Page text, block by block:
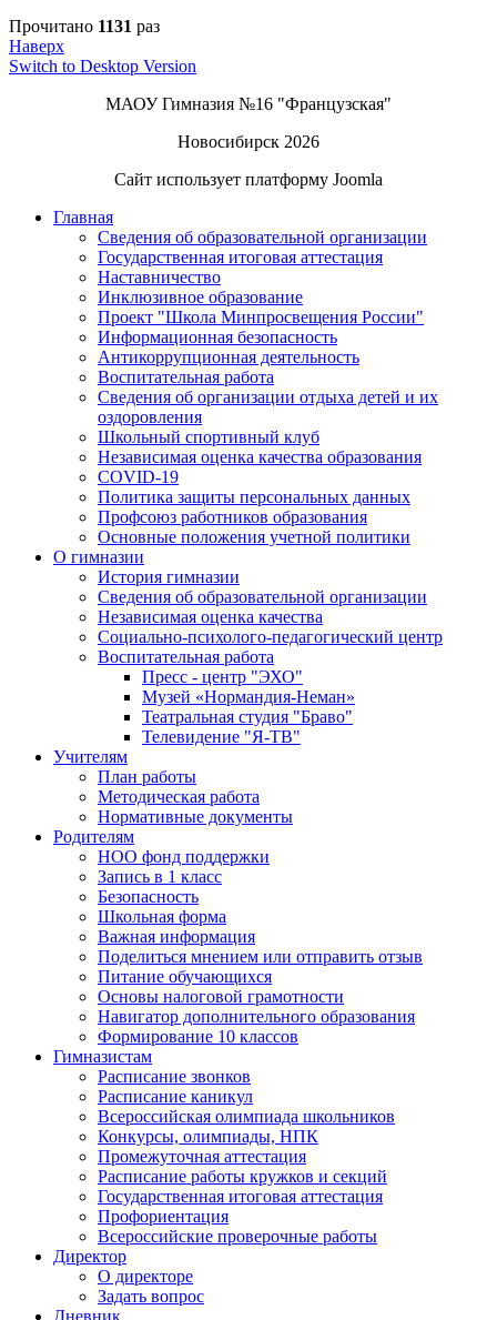
Прочитано 1131 раз
Наверх
Switch to Desktop Version
МАОУ Гимназия №16 "Французская"
Новосибирск 2026
Сайт использует платформу Joomla
Главная
Сведения об образовательной организации
Государственная итоговая аттестация
Наставничество
Инклюзивное образование
Проект "Школа Минпросвещения России"
Информационная безопасность
Антикоррупционная деятельность
Воспитательная работа
Сведения об организации отдыха детей и их
оздоровления
Школьный спортивный клуб
Независимая оценка качества образования
COVID-19
Политика защиты персональных данных
Профсоюз работников образования
Основные положения учетной политики
О гимназии
История гимназии
Сведения об образовательной организации
Независимая оценка качества
Социально-психолого-педагогический центр
Воспитательная работа
Пресс - центр "ЭХО"
Музей «Нормандия-Неман»
Театральная студия "Браво"
Телевидение "Я-ТВ"
Учителям
План работы
Методическая работа
Нормативные документы
Родителям
НОО фонд поддержки
Запись в 1 класс
Безопасность
Школьная форма
Важная информация
Поделиться мнением или отправить отзыв
Питание обучающихся
Основы налоговой грамотности
Навигатор дополнительного образования
Формирование 10 классов
Гимназистам
Расписание звонков
Расписание каникул
Всероссийская олимпиада школьников
Конкурсы, олимпиады, НПК
Промежуточная аттестация
Расписание работы кружков и секций
Государственная итоговая аттестация
Профориентация
Всероссийские проверочные работы
Директор
О директоре
Задать вопрос